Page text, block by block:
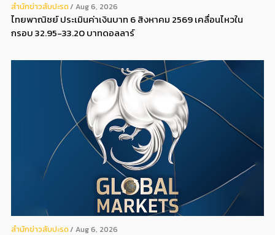
สํานักข่าวสับปะรด Aug 6, 2026
ไทยพาณิชย์ ประเมินค่าเงินบาท 6 สิงหาคม 2569 เคลื่อนไหวใน
กรอบ 32.95-33.20 บาทดอลลาร์
สํานักข่าวสับปะรด Aug 6, 2026